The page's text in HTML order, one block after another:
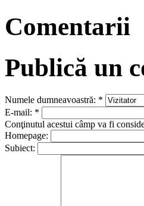
Comentarii
Publică un
Numele dumneavoastră: *
E-mail: *
Conţinutul acestui câmp va fi
Homepage:
Subiect: